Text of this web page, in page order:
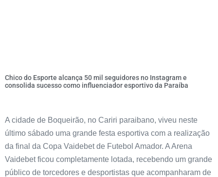
Chico do Esporte alcança 50 mil seguidores no Instagram e
consolida sucesso como influenciador esportivo da Paraíba
A cidade de Boqueirão, no Cariri paraibano, viveu neste
último sábado uma grande festa esportiva com a realização
da final da Copa Vaidebet de Futebol Amador. A Arena
Vaidebet ficou completamente lotada, recebendo um grande
público de torcedores e desportistas que acompanharam de